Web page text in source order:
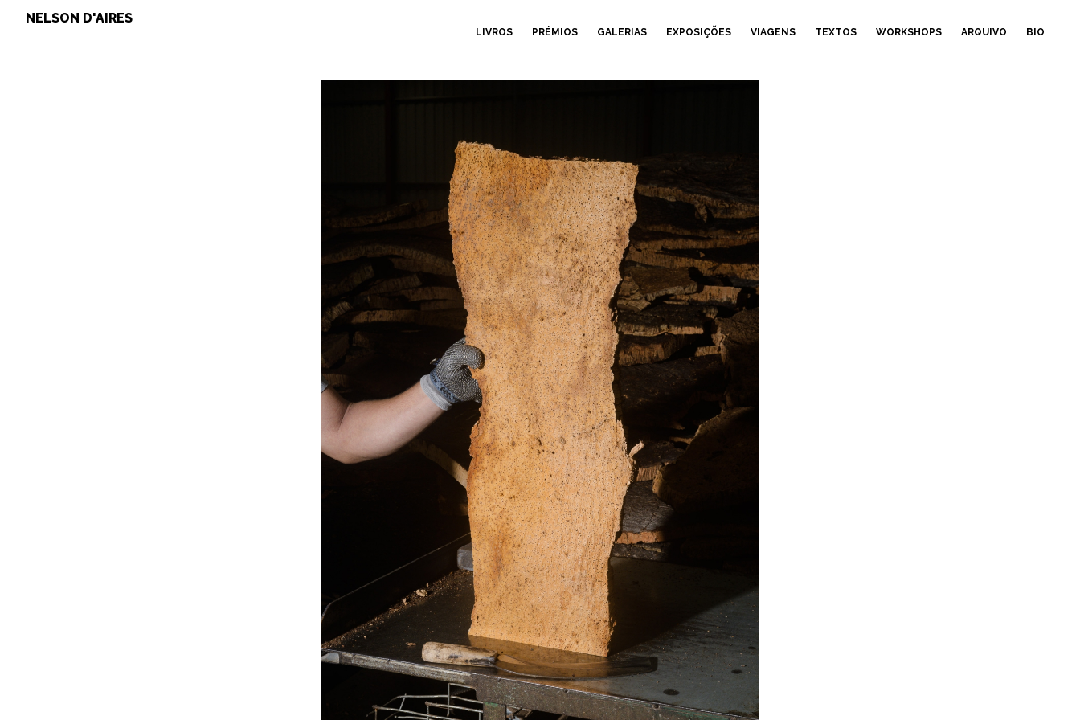
NELSON D'AIRES
LIVROS PRÉMIOS GALERIAS EXPOSIÇÕES VIAGENS TEXTOS WORKSHOPS ARQUIVO BIO